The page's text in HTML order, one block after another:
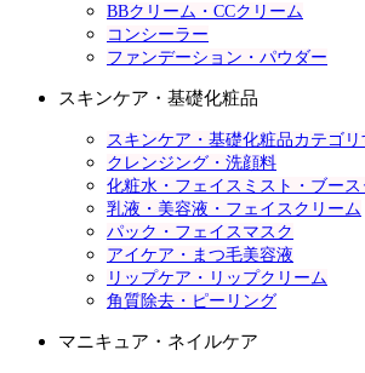
BBクリーム・CCクリーム
コンシーラー
ファンデーション・パウダー
スキンケア・基礎化粧品
スキンケア・基礎化粧品カテゴリ
クレンジング・洗顔料
化粧水・フェイスミスト・ブース
乳液・美容液・フェイスクリーム
パック・フェイスマスク
アイケア・まつ毛美容液
リップケア・リップクリーム
角質除去・ピーリング
マニキュア・ネイルケア